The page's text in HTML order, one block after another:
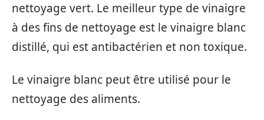
nettoyage vert. Le meilleur type de vinaigre
à des fins de nettoyage est le vinaigre blanc
distillé, qui est antibactérien et non toxique.
Le vinaigre blanc peut être utilisé pour le
nettoyage des aliments.